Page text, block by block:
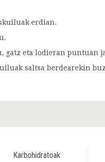
erdian.
gatz eta lodieran puntuan
saltsa berdearekin
Karbohidratoak